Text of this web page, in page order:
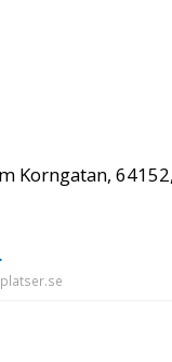
Korngatan,